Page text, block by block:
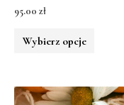
95.00 zł
Wybierz opcje